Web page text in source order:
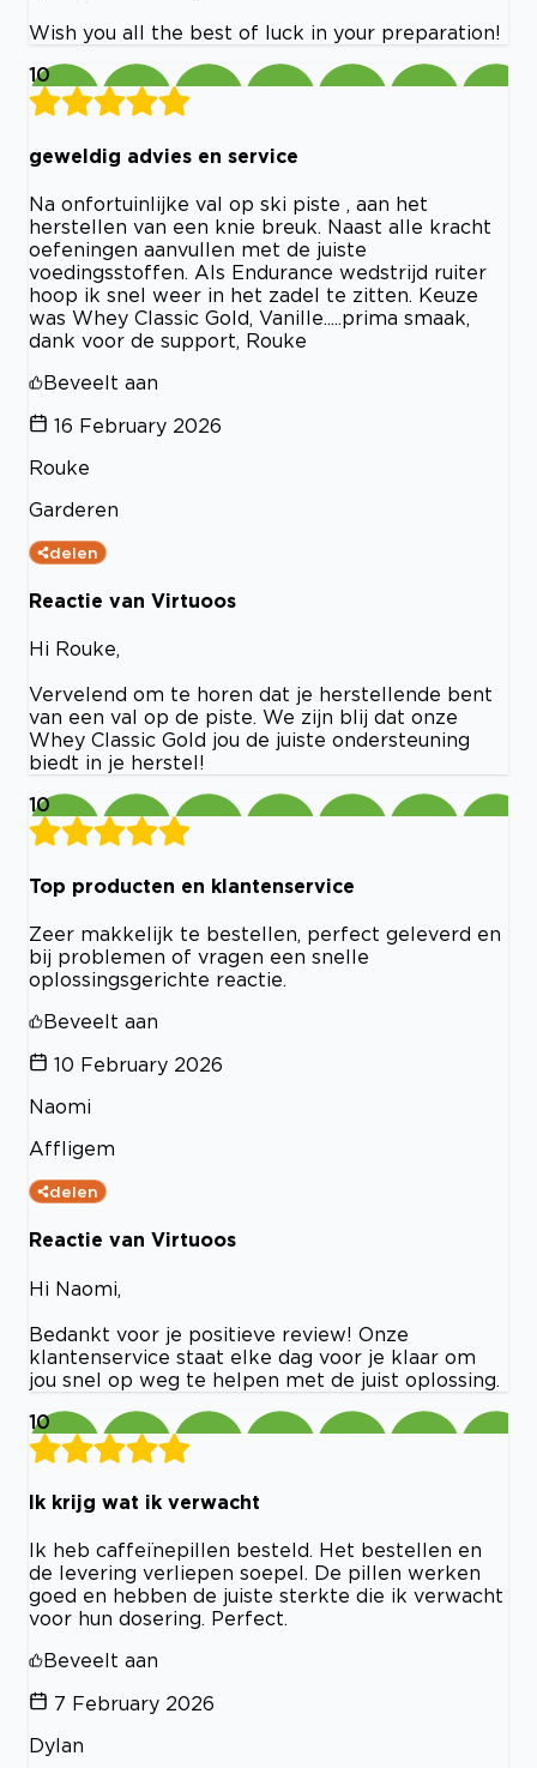
Wish you all the best of luck in your preparation!
10
geweldig advies en service
Na onfortuinlijke val op ski piste , aan het
herstellen van een knie breuk. Naast alle kracht
oefeningen aanvullen met de juiste
voedingsstoffen. Als Endurance wedstrijd ruiter
hoop ik snel weer in het zadel te zitten. Keuze
was Whey Classic Gold, Vanille.....prima smaak,
dank voor de support, Rouke
Beveelt aan
16 February 2026
Rouke
Garderen
delen
Reactie van Virtuoos
Hi Rouke,
Vervelend om te horen dat je herstellende bent
van een val op de piste. We zijn blij dat onze
Whey Classic Gold jou de juiste ondersteuning
biedt in je herstel!
10
Top producten en klantenservice
Zeer makkelijk te bestellen, perfect geleverd en
bij problemen of vragen een snelle
oplossingsgerichte reactie.
Beveelt aan
10 February 2026
Naomi
Affligem
delen
Reactie van Virtuoos
Hi Naomi,
Bedankt voor je positieve review! Onze
klantenservice staat elke dag voor je klaar om
jou snel op weg te helpen met de juist oplossing.
10
Ik krijg wat ik verwacht
Ik heb caffeïnepillen besteld. Het bestellen en
de levering verliepen soepel. De pillen werken
goed en hebben de juiste sterkte die ik verwacht
voor hun dosering. Perfect.
Beveelt aan
7 February 2026
Dylan